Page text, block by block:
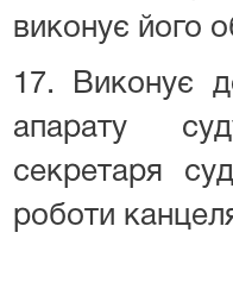
виконує його
17. Виконує
апарату
секретаря
роботи